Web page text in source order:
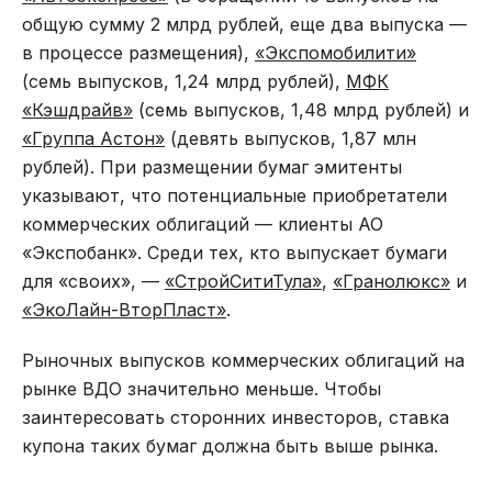
общую сумму 2 млрд рублей, еще два выпуска —
в процессе размещения), «Экспомобилити»
(семь выпусков, 1,24 млрд рублей), МФК
«Кэшдрайв» (семь выпусков, 1,48 млрд рублей) и
«Группа Астон» (девять выпусков, 1,87 млн
рублей). При размещении бумаг эмитенты
указывают, что потенциальные приобретатели
коммерческих облигаций — клиенты АО
«Экспобанк». Среди тех, кто выпускает бумаги
для «своих», — «СтройСитиТула», «Гранолюкс» и
«ЭкоЛайн-ВторПласт».
Рыночных выпусков коммерческих облигаций на
рынке ВДО значительно меньше. Чтобы
заинтересовать сторонних инвесторов, ставка
купона таких бумаг должна быть выше рынка.